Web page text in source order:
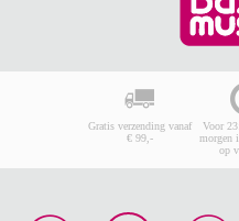
Gratis verzending vanaf
€ 99,-
Voor
morgen
op